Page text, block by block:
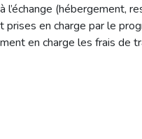
l’échange (hébergement,
en charge par le
en charge les frais de